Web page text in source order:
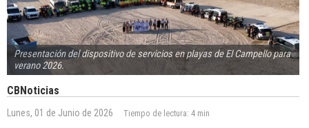
Presentación del dispositivo de servicios en playas de El Campello para
verano 2026.
CBNoticias
Lunes, 01 de Junio de 2026 Tiempo de lectura: 4 min